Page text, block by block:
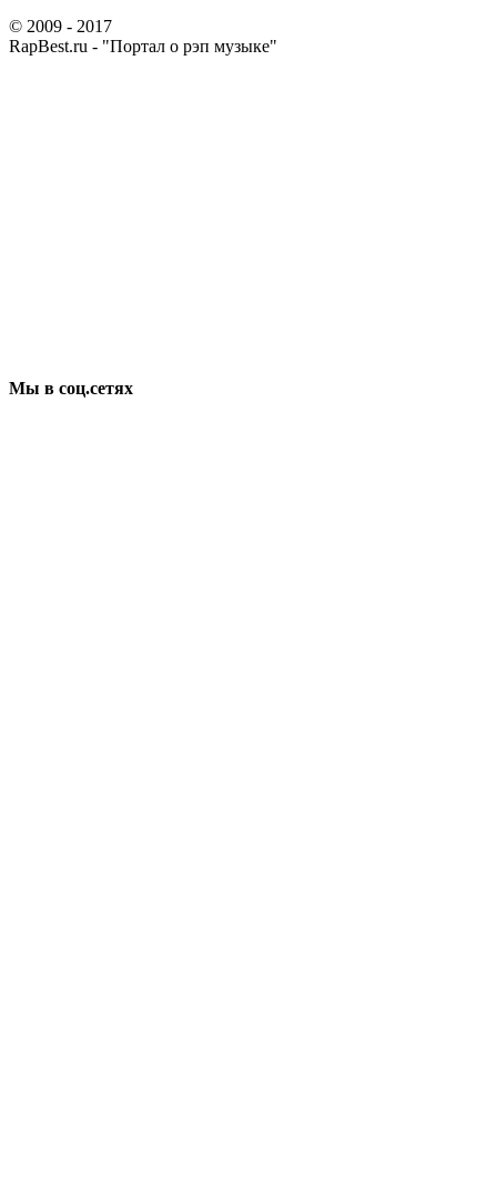
© 2009 - 2017
RapBest.ru - "Портал о рэп музыке"
Мы в соц.сетях